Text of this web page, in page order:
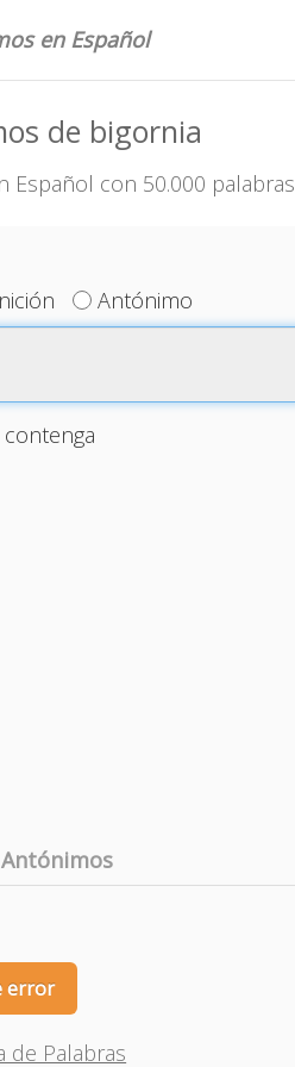
en Español
de bigornia
Español con 50.000 palabras
Antónimo
Antónimos
error
de Palabras